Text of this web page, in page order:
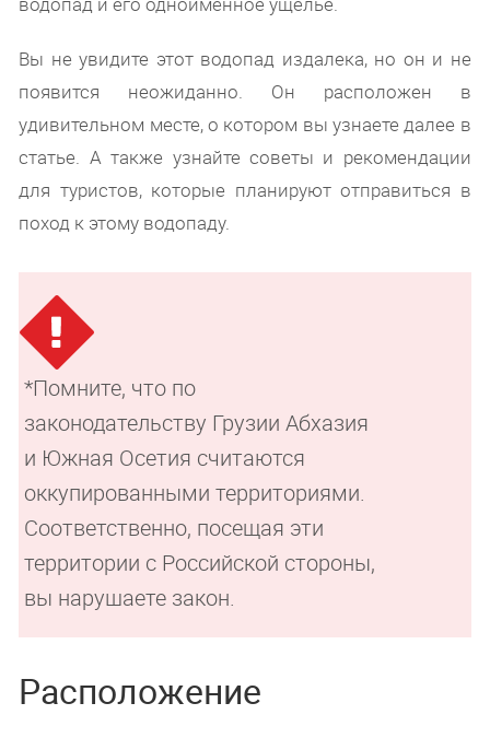
Вы не увидите этот водопад издалека, но он и не
появится неожиданно. Он расположен в
удивительном месте, о котором вы узнаете далее в
статье. А также узнайте советы и рекомендации
для туристов, которые планируют отправиться в
поход к этому водопаду.
*Помните, что по
законодательству Грузии Абхазия
и Южная Осетия считаются
оккупированными территориями.
Соответственно, посещая эти
территории с Российской стороны,
вы нарушаете закон.
Расположение